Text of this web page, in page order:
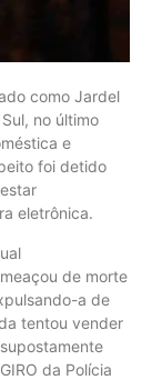
como Jardel
no último
e
foi detido
eletrônica.
de morte
a de
tentou vender
da Polícia